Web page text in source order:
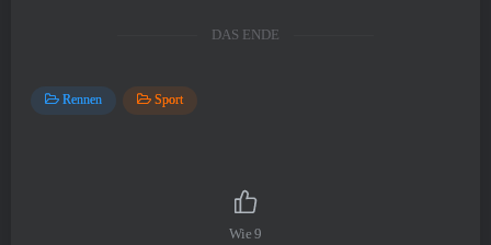
DAS ENDE
Rennen Sport
Wie 9